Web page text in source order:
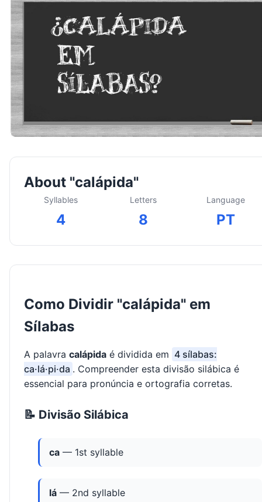
About "calápida"
Syllables
4
Letters
8
Language
PT
Como Dividir "calápida" em
Sílabas
A palavra calápida é dividida em 4 sílabas:
ca·lá·pi·da . Compreender esta divisão silábica é
essencial para pronúncia e ortografia corretas.
📝 Divisão Silábica
ca — 1st syllable
lá — 2nd syllable